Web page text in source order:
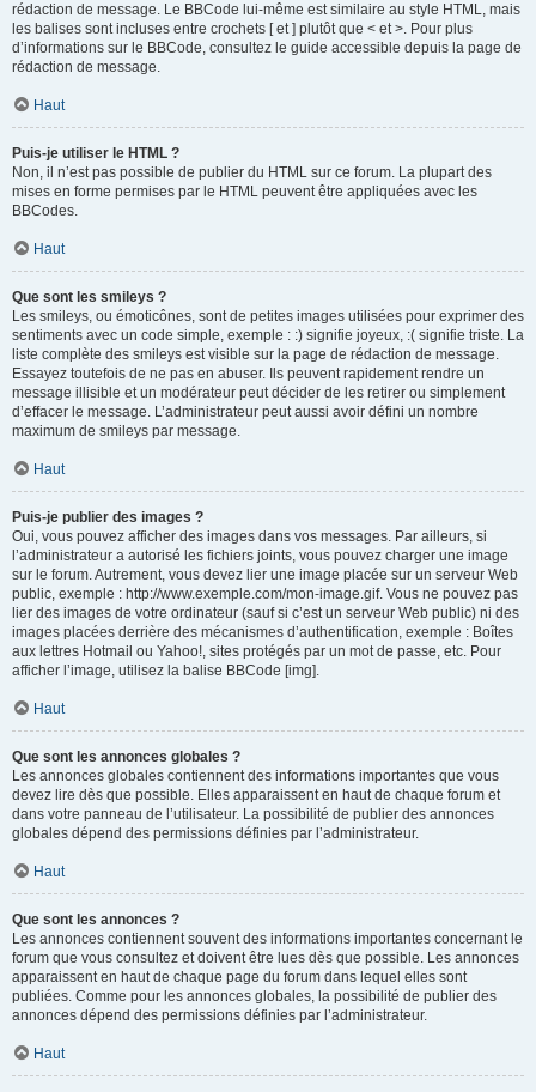
rédaction de message. Le BBCode lui-même est similaire au style HTML, mais
les balises sont incluses entre crochets [ et ] plutôt que < et >. Pour plus
d’informations sur le BBCode, consultez le guide accessible depuis la page de
rédaction de message.
Haut
Puis-je utiliser le HTML ?
Non, il n’est pas possible de publier du HTML sur ce forum. La plupart des
mises en forme permises par le HTML peuvent être appliquées avec les
BBCodes.
Haut
Que sont les smileys ?
Les smileys, ou émoticônes, sont de petites images utilisées pour exprimer des
sentiments avec un code simple, exemple : :) signifie joyeux, :( signifie triste. La
liste complète des smileys est visible sur la page de rédaction de message.
Essayez toutefois de ne pas en abuser. Ils peuvent rapidement rendre un
message illisible et un modérateur peut décider de les retirer ou simplement
d’effacer le message. L’administrateur peut aussi avoir défini un nombre
maximum de smileys par message.
Haut
Puis-je publier des images ?
Oui, vous pouvez afficher des images dans vos messages. Par ailleurs, si
l’administrateur a autorisé les fichiers joints, vous pouvez charger une image
sur le forum. Autrement, vous devez lier une image placée sur un serveur Web
public, exemple : http://www.exemple.com/mon-image.gif. Vous ne pouvez pas
lier des images de votre ordinateur (sauf si c’est un serveur Web public) ni des
images placées derrière des mécanismes d’authentification, exemple : Boîtes
aux lettres Hotmail ou Yahoo!, sites protégés par un mot de passe, etc. Pour
afficher l’image, utilisez la balise BBCode [img].
Haut
Que sont les annonces globales ?
Les annonces globales contiennent des informations importantes que vous
devez lire dès que possible. Elles apparaissent en haut de chaque forum et
dans votre panneau de l’utilisateur. La possibilité de publier des annonces
globales dépend des permissions définies par l’administrateur.
Haut
Que sont les annonces ?
Les annonces contiennent souvent des informations importantes concernant le
forum que vous consultez et doivent être lues dès que possible. Les annonces
apparaissent en haut de chaque page du forum dans lequel elles sont
publiées. Comme pour les annonces globales, la possibilité de publier des
annonces dépend des permissions définies par l’administrateur.
Haut